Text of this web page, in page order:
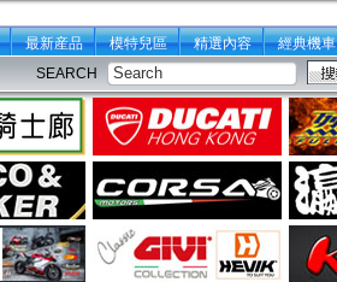
最新産品 模特兒區 精選內容 經典機車
SEARCH